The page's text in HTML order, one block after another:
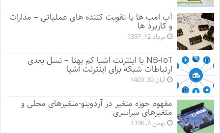
آپ امپ ها یا تقویت کننده های عملیاتی – مدارات
و کاربرد ها
مرداد 12, 1397
NB-IoT یا اینترنت اشیا کم پهنا – نسل بعدی
ارتباطات شبکه برای اینترنت اشیا
آبان 30, 1400
مفهوم حوزه متغیر در آردوینو-متغیرهای محلی و
متغیرهای سراسری
بهمن 6, 1396